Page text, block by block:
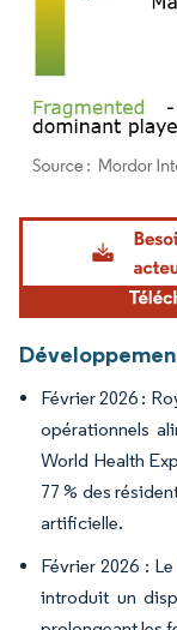
Image © Mordor
Février 2026 :
opérationnels
World Health
77 % des
artificielle.
Février 2026 :
introduit un